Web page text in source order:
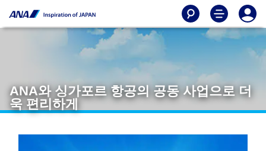
ANA와 싱가포르 항공의 공동 사업으로 더
욱 편리하게